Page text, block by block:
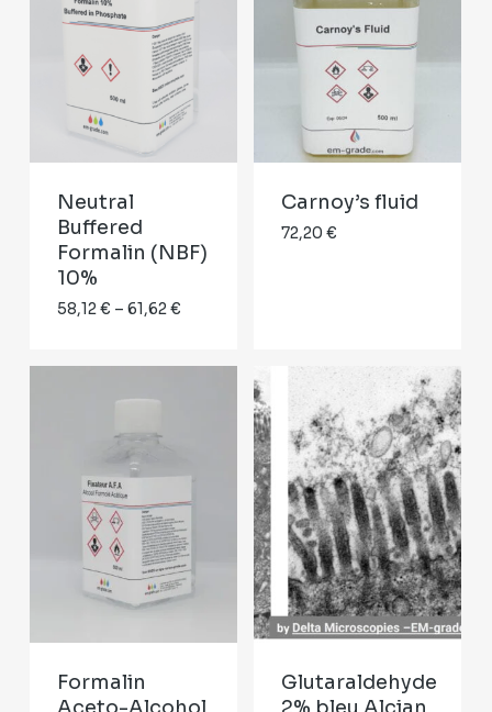
Neutral
Buffered
Formalin (NBF)
10%
58,12€ – 61,62€Price
Carnoy’s fluid
72,20€
Formalin
Glutaraldehyde